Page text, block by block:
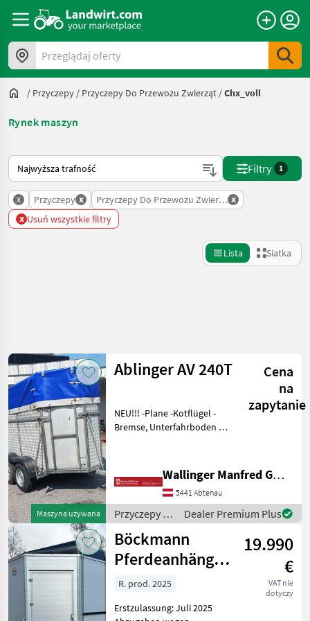
Przeglądaj oferty
/ Przyczepy / Przyczepy Do Przewozu Zwierząt /Chx_voll
Rynek maszyn
Tak sortuje się na Landwirt.com
Filtry 1
x Przyczepy x Przyczepy Do Przewozu Zwierzatx
x Usuń wszystkie filtry
Lista Siatka
Kategoria 3 Kraj Filtry
AKTUALNA
ŚCIEŻKA
technika
rolnicza
Przyczepy
Przyczepy
Przewozu
WYBIERZ
KATEGORIĘ
Zresetuj
Pokaż 12
wyników
Maszyna używana
Ablinger AV 240T
Cena
na
zapytanie
NEU!!! -Plane -Kotflügel -
Bremse, Unterfahrboden -
-Felgen -Pickerl bis 03.2027
Nabudowa: Stal, Gatunek
Wallinger Manfred GmbH.
5441 Abtenau
Przyczepy /
Ablinger
Dealer Premium Plus
Böckmann
Pferdeanhänger
Traveller W4
19.990
€
VAT nie
dotyczy
R. prod. 2025
Erstzulassung: Juli 2025